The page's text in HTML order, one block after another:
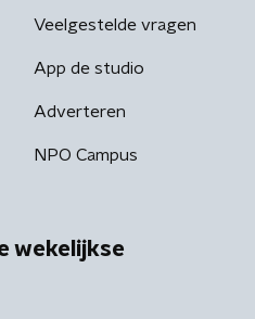
Veelgestelde vragen
App de studio
Adverteren
NPO Campus
wekelijkse